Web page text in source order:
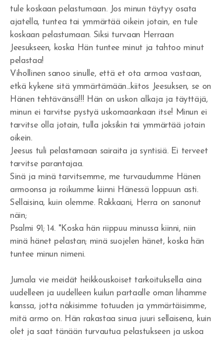
tule koskaan pelastumaan. Jos minun täytyy osata
ajatella, tuntea tai ymmärtää oikein jotain, en tule
koskaan pelastumaan. Siksi turvaan Herraan
Jeesukseen, koska Hän tuntee minut ja tahtoo minut
pelastaa!
Vihollinen sanoo sinulle, että et ota armoa vastaan,
etkä kykene sitä ymmärtämään...kiitos Jeesuksen, se on
Hänen tehtävänsä!!! Hän on uskon alkaja ja täyttäjä,
minun ei tarvitse pystyä uskomaankaan itse! Minun ei
tarvitse olla jotain, tulla joksikin tai ymmärtää jotain
oikein.
Jeesus tuli pelastamaan sairaita ja syntisiä. Ei terveet
tarvitse parantajaa.
Sinä ja minä tarvitsemme, me turvaudumme Hänen
armoonsa ja roikumme kiinni Hänessä loppuun asti.
Sellaisina, kuin olemme. Rakkaani, Herra on sanonut
näin;
Psalmi 91; 14. "Koska hän riippuu minussa kiinni, niin
minä hänet pelastan; minä suojelen hänet, koska hän
tuntee minun nimeni.
Jumala vie meidät heikkouskoiset tarkoituksella aina
uudelleen ja uudelleen kuilun partaalle oman lihamme
kanssa, jotta näkisimme totuuden ja ymmärtäisimme,
mitä armo on. Hän rakastaa sinua juuri sellaisena, kuin
olet ja saat tänään turvautua pelastukseen ja uskoa
Olenko Totuudessa?
Uskottomuus
He kaikki nukkuivat
Nöyrtyminen ja kärsimys
Me hukumme rikkauteen - sielut seuraavat
Voimaton usko
Menestysteologian alkujuuri
Kenelle kunnia?
Jaakob Herran palvelijana
Kuninkaan kunnia on vastuullisuus
Laki ja armo
Mooabilainen jäännös
Rakkauden valinta
Joosua ja Kaaleb sukupolvi
Tuomittu - Arvostettu